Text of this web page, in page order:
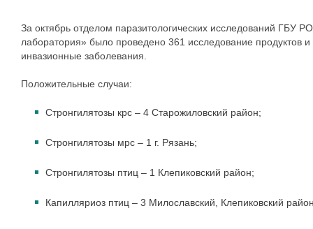
За октябрь отделом паразитологических исследований ГБУ
лаборатория» было проведено 361 исследование продуктов и
инвазионные заболевания.
Положительные случаи:
Стронгилятозы крс – 4 Старожиловский район;
Стронгилятозы мрс – 1 г. Рязань;
Стронгилятозы птиц – 1 Клепиковский район;
Капилляриоз птиц – 3 Милославский, Клепиковский